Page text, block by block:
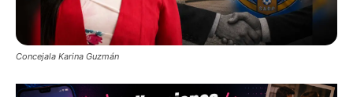
Concejala Karina Guzmán